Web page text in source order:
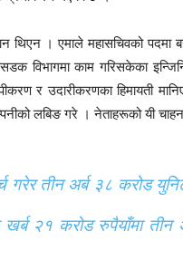
थिएन । एमाले महासचिवको
विभागमा काम गरिसकेका
र उदारीकरणका हिमायती
लबिङ गरे । नेताहरूको यी
गरेर तीन अर्ब ३८ करोड
२१ करोड रुपैयाँमा